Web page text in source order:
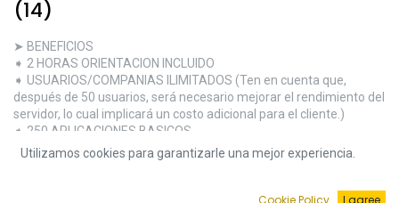
(14)
➤ BENEFICIOS
➧ 2 HORAS ORIENTACION INCLUIDO
➧ USUARIOS/COMPANIAS ILIMITADOS (Ten en cuenta que,
después de 50 usuarios, será necesario mejorar el rendimiento del
servidor, lo cual implicará un costo adicional para el cliente.)
➧ 250 APLICACIONES BASICOS
➧ ACESO A MAS APLICACIONES
➧ SISTEMA PERSONALIZABLE
➧ 1 HORA MENSUAL DE RETROALIMENTACION
Utilizamos cookies para garantizarle una mejor experiencia.
Cookie Policy I agree